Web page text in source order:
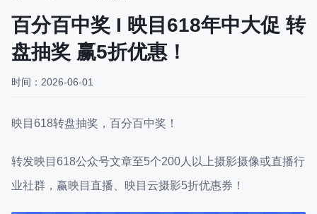
百分百中奖 I 映目618年中大促 转
盘抽奖 赢5折优惠！
时间：2026-06-01
映目618转盘抽奖，百分百中奖！
转发映目618公众号文章至5个200人以上摄影摄像或直播行
业社群，赢映目直播、映目云摄影5折优惠券！